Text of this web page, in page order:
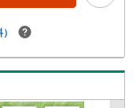
（間取り）＞※間取り
す・LDKは17帖以上！